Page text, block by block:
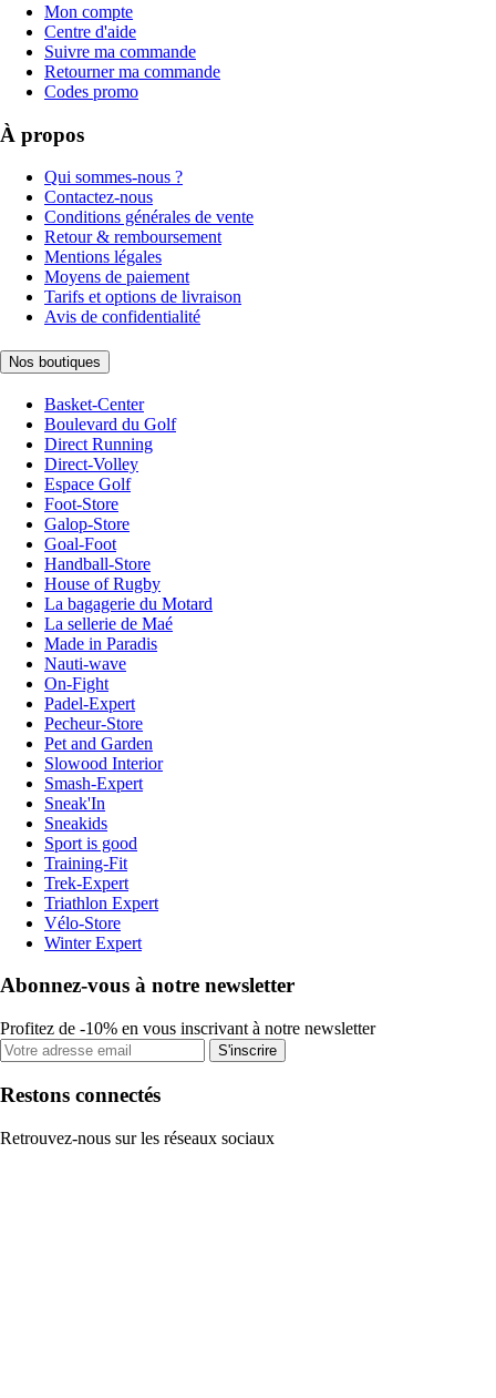
Mon compte
Centre d'aide
Suivre ma commande
Retourner ma commande
Codes promo
À propos
Qui sommes-nous ?
Contactez-nous
Conditions générales de vente
Retour & remboursement
Mentions légales
Moyens de paiement
Tarifs et options de livraison
Avis de confidentialité
Nos boutiques
Basket-Center
Boulevard du Golf
Direct Running
Direct-Volley
Espace Golf
Foot-Store
Galop-Store
Goal-Foot
Handball-Store
House of Rugby
La bagagerie du Motard
La sellerie de Maé
Made in Paradis
Nauti-wave
On-Fight
Padel-Expert
Pecheur-Store
Pet and Garden
Slowood Interior
Smash-Expert
Sneak'In
Sneakids
Sport is good
Training-Fit
Trek-Expert
Triathlon Expert
Vélo-Store
Winter Expert
Abonnez-vous à notre newsletter
Profitez de -10% en vous inscrivant à notre newsletter
S'inscrire
Restons connectés
Retrouvez-nous sur les réseaux sociaux